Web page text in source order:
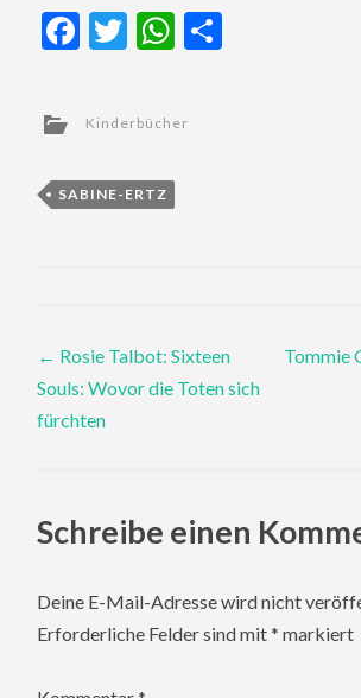
Facebook
TwitterWhatsApp
Kinderbücher
SABINE-ERTZ
Post
navigation
← Rosie Talbot: Sixteen
Souls: Wovor die Toten sich
fürchten
Tommie
Schreibe einen
Deine E-Mail-Adresse wird nicht
Erforderliche Felder sind mit* markiert